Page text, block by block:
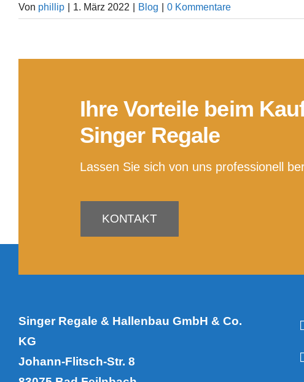
Die
Von phillip 1. März 2022 Blog 0 Kommentare
Ihre Vorteile beim
Singer Regale
Lassen Sie sich von uns professionell
KONTAKT
Singer Regale & Hallenbau GmbH & Co.
KG
Johann-Flitsch-Str. 8